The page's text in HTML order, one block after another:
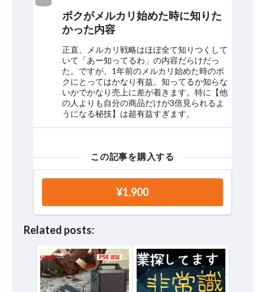
ボクがメルカリ始めた時に知りた
かった内容
正直、メルカリ戦略はほぼ全て知りつくして
いて「あー知ってるわ」の内容だらけだっ
た。ですが、1年前のメルカリ始めた時のボ
クにとってはかなり有益。知ってるか知らな
いかでかなり売上に差が着きます。特に【他
の人よりも自分の商品だけが3倍見られるよ
うになる秘技】は超有益すぎます。
この記事を購入する
¥1,900
Related posts: